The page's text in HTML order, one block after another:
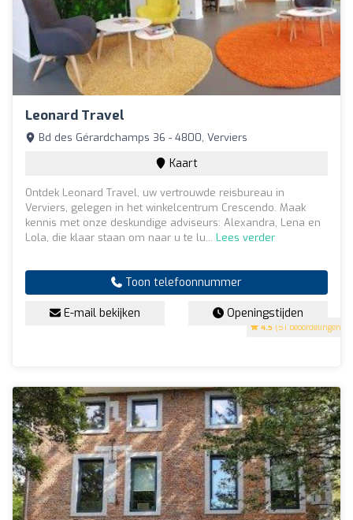
Leonard Travel
4.5 (51 beoordelingen)
Bd des Gérardchamps 36 - 4800, Verviers
Kaart
Ontdek Leonard Travel, uw vertrouwde reisbureau in
Verviers, gelegen in het winkelcentrum Crescendo. Maak
kennis met onze deskundige adviseurs: Alexandra, Lena en
Lola, die klaar staan om naar u te lu... Lees verder
Toon telefoonnummer
E-mail bekijken Openingstijden